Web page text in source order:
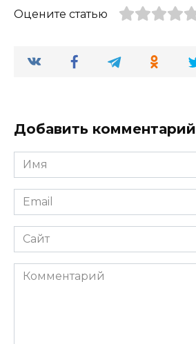
Оцените статью
Добавить комментарий
Имя
Email
Сайт
Комментарий